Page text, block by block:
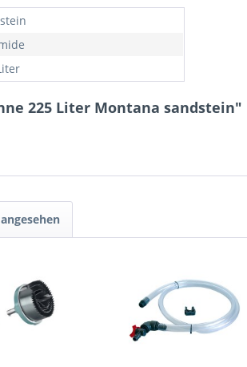
225 Liter Montana sandstein"